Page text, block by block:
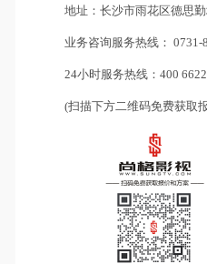
地址：长沙市雨花区德思
业务咨询服务热线： 0731-
24小时服务热线：400 6622
(扫描下方二维码免费获取